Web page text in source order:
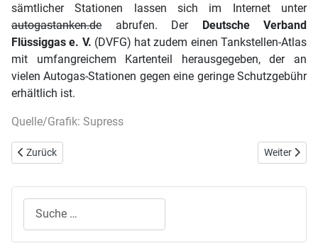
sämtlicher Stationen lassen sich im Internet unter
autogastanken.de abrufen. Der Deutsche Verband
Flüssiggas e. V. (DVFG) hat zudem einen Tankstellen-Atlas
mit umfangreichem Kartenteil herausgegeben, der an
vielen Autogas-Stationen gegen eine geringe Schutzgebühr
erhältlich ist.
Quelle/Grafik: Supress
Vorheriger Beitrag: Chevrolet: Clever Tanken mit Autogas (LPG)
Zurück Nächster
Weiter
Suchen